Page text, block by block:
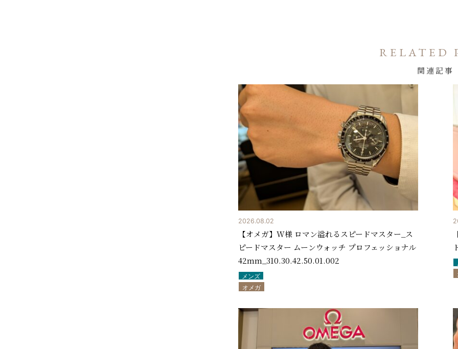
RELATED
関連記事
2026.08.02
【オメガ】W様 ロマン溢れるスピードマスター_ス
ピードマスター ムーンウォッチ プロフェッショナル
42mm_310.30.42.50.01.002
メンズ
オメガ